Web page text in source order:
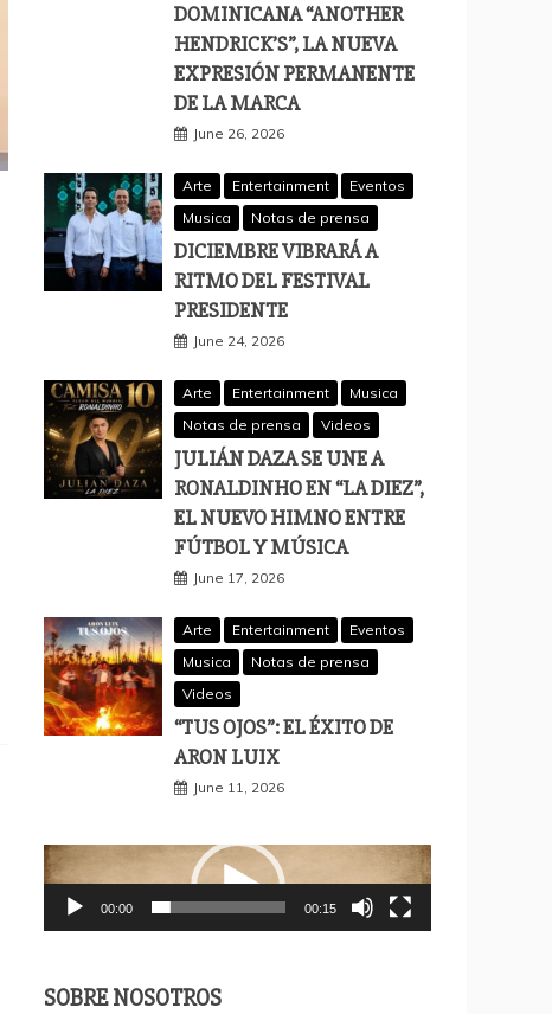
DOMINICANA “ANOTHER
HENDRICK’S”, LA NUEVA
EXPRESIÓN PERMANENTE
DE LA MARCA
June 26, 2026
Arte Entertainment
Eventos
Musica
Notas de prensa
DICIEMBRE VIBRARÁ A
RITMO DEL FESTIVAL
PRESIDENTE
June 24, 2026
Arte Entertainment
Musica
Notas de prensa
Videos
JULIÁN DAZA SE UNE A
RONALDINHO EN “LA DIEZ”,
EL NUEVO HIMNO ENTRE
FÚTBOL Y MÚSICA
June 17, 2026
Arte Entertainment
Eventos
Musica
Notas de prensa
Videos
“TUS OJOS”: EL ÉXITO DE
ARON LUIX
June 11, 2026
Video
Player
00:00 00:15
SOBRE NOSOTROS